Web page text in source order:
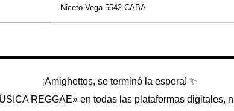
Niceto Vega 5542 CABA
¡Amighettos, se terminó la espera! ✨
REGGAE»en todas las plataformas digitales,